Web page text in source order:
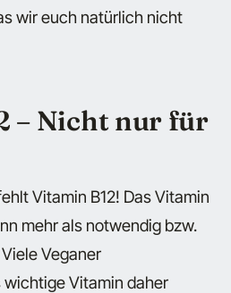
wir euch natürlich nicht
– Nicht nur für
Vitamin B12! Das Vitamin
mehr als notwendig bzw.
Veganer
Vitamin daher